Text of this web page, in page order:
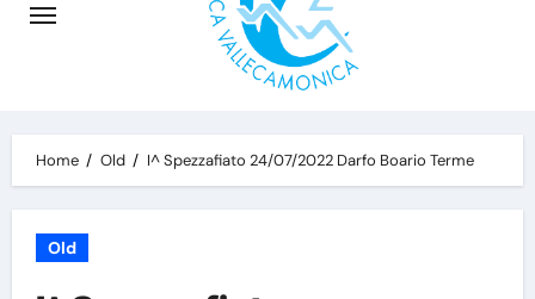
Home Old I^ Spezzafiato 24/07/2022 Darfo Boario Terme
Old